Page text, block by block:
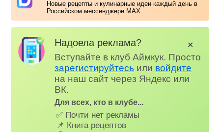
Новые рецепты и кулинарные идеи каждый день в
Российском мессенджере MAX
Надоела реклама?
Вступайте в клуб Аймкук. Просто
зарегистируйтесь или войдите
на наш сайт через Яндекс или
ВК.
Для всех, кто в клубе...
✅ Почти нет рекламы
📌 Книга рецептов
✕